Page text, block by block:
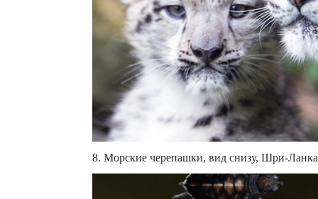
8. Морские черепашки, вид снизу, Шри-